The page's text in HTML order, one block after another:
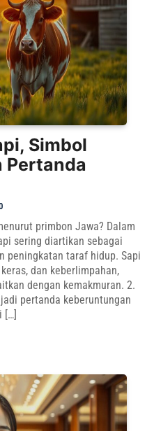
Simbol
Pertanda
primbon Jawa? Dalam
sering diartikan sebagai
peningkatan taraf hidup. Sapi
dan keberlimpahan,
dengan kemakmuran. 2.
pertanda keberuntungan
[…]